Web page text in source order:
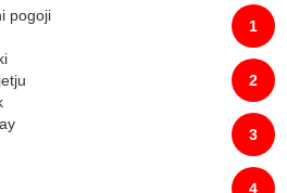
pogoji
1
2
3
4